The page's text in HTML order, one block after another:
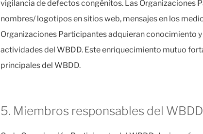
vigilancia de defectos congénitos. Las Organizaciones
nombres/ logotipos en sitios web, mensajes en los
Organizaciones Participantes adquieran conocimiento
actividades del WBDD. Este enriquecimiento mutuo
principales del WBDD.
5. Miembros responsables del WBDD